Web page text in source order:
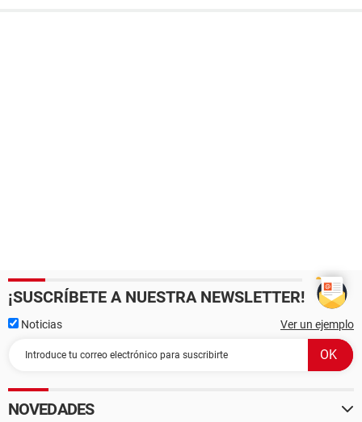
¡SUSCRÍBETE A NUESTRA NEWSLETTER!
Noticias Ver un ejemplo
NOVEDADES